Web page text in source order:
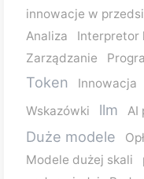
innowacje w
Analiza
Interpretor
Zarządzanie
Token Innowacja
Wskazówki
llm AI
Duże modele
Modele dużej skali